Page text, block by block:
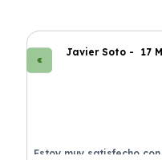
Javier Soto - 17
Estoy muy satisfecho